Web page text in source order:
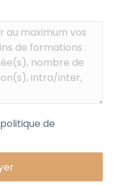
politique de